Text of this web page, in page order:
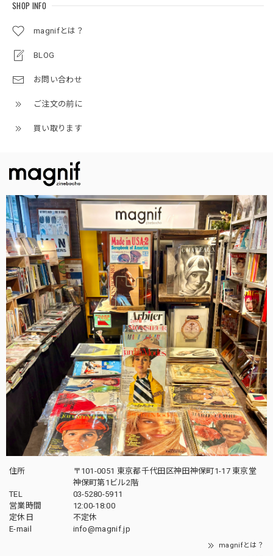
SHOP INFO
magnifとは？
BLOG
お問い合わせ
ご注文の前に
買い取ります
住所
〒101-0051 東京都千代田区神田神保町1-17 東京堂
神保町第1ビル2階
TEL
03-5280-5911
営業時間
12:00-18:00
定休日
不定休
E-mail
info@magnif.jp
magnifとは？